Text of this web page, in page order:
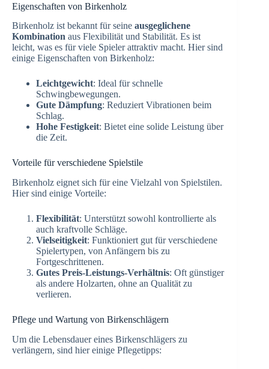
Eigenschaften von Birkenholz
Birkenholz ist bekannt für seine ausgeglichene
Kombination aus Flexibilität und Stabilität. Es ist
leicht, was es für viele Spieler attraktiv macht. Hier sind
einige Eigenschaften von Birkenholz:
Leichtgewicht: Ideal für schnelle
Schwingbewegungen.
Gute Dämpfung: Reduziert Vibrationen beim
Schlag.
Hohe Festigkeit: Bietet eine solide Leistung über
die Zeit.
Vorteile für verschiedene Spielstile
Birkenholz eignet sich für eine Vielzahl von Spielstilen.
Hier sind einige Vorteile:
Flexibilität: Unterstützt sowohl kontrollierte als
auch kraftvolle Schläge.
Vielseitigkeit: Funktioniert gut für verschiedene
Spielertypen, von Anfängern bis zu
Fortgeschrittenen.
Gutes Preis-Leistungs-Verhältnis: Oft günstiger
als andere Holzarten, ohne an Qualität zu
verlieren.
Pflege und Wartung von Birkenschlägern
Um die Lebensdauer eines Birkenschlägers zu
verlängern, sind hier einige Pflegetipps: